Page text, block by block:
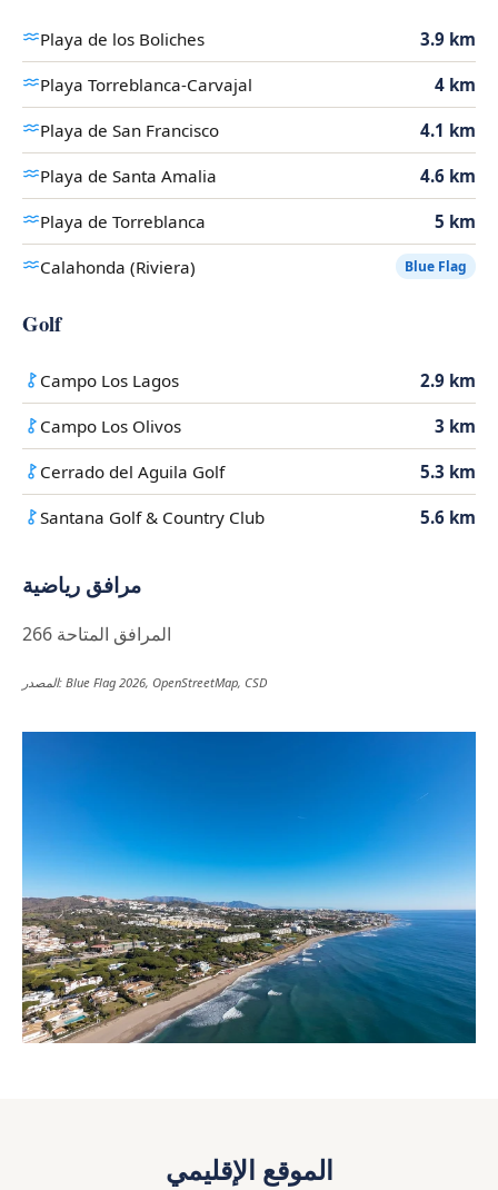
Playa de los Boliches 3.9 km
Playa Torreblanca-Carvajal 4 km
Playa de San Francisco 4.1 km
Playa de Santa Amalia 4.6 km
Playa de Torreblanca 5 km
Calahonda (Riviera) Blue Flag
Golf
Campo Los Lagos 2.9 km
Campo Los Olivos 3 km
Cerrado del Aguila Golf 5.3 km
Santana Golf & Country Club 5.6 km
مرافق رياضية
266 المرافق المتاحة
المصدر: Blue Flag 2026, OpenStreetMap, CSD
الموقع الإقليمي